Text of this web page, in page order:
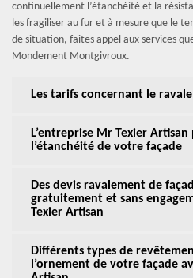
continuellement l’étanchéité et la
les fragiliser au fur et à mesure que le
de situation, faites appel aux services
Mondement Montgivroux.
Les tarifs concernant le
L’entreprise Mr Texier
l’étanchéité de votre façade
Des devis ravalement de
gratuitement et sans
Texier Artisan
Différents types de
l’ornement de votre façade